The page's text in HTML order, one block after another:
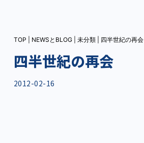
TOP NEWSとBLOG 未分類 四半世紀の再会
四半世紀の再会
2012-02-16